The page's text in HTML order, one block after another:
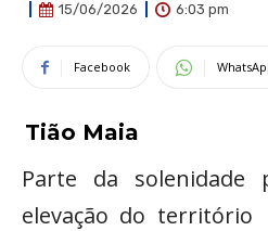
15/06/2026 6:03 pm
Facebook
Tião Maia
Parte da solenidade
elevação do